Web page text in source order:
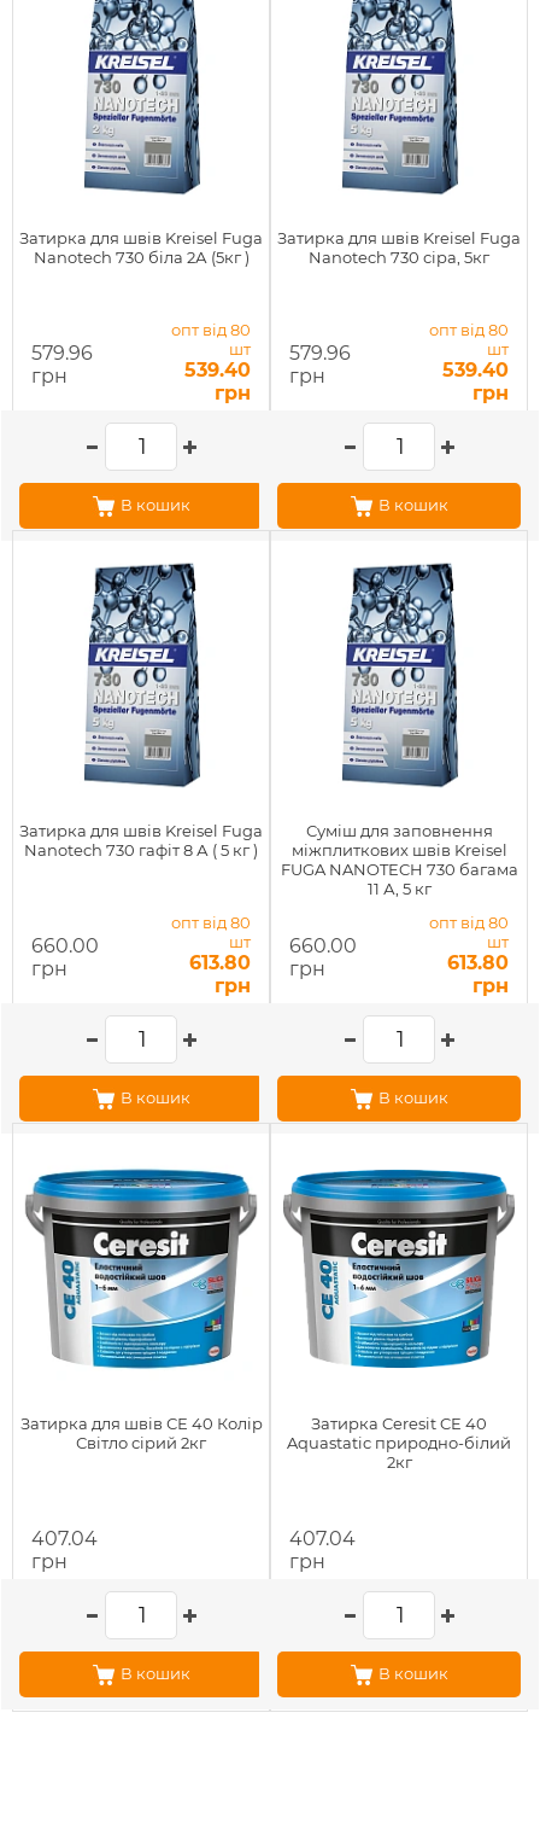
Затирка для швів Kreisel Fuga
Nanotech 730 біла 2А (5кг )
579.96
грн
опт від 80
шт
539.40
грн
В кошик
Затирка для швів Kreisel Fuga
Nanotech 730 сіра, 5кг
579.96
грн
опт від 80
шт
539.40
грн
В кошик
Затирка для швів Kreisel Fuga
Nanotech 730 гафіт 8 А ( 5 кг )
660.00
грн
опт від 80
шт
613.80
грн
В кошик
Суміш для заповнення
міжплиткових швів Kreisel
FUGA NANOTECH 730 багама
11 А, 5 кг
660.00
грн
опт від 80
шт
613.80
грн
В кошик
Затирка для швів СЕ 40 Колір
Світло сірий 2кг
407.04
грн
В кошик
Затирка Ceresit CE 40
Aquastatic природно-білий
2кг
407.04
грн
В кошик